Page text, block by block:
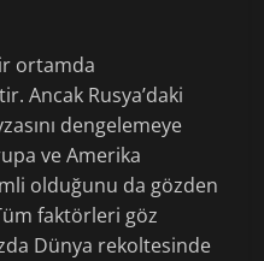
ortamda
Ancak Rusya’daki
dengelemeye
ve Amerika
olduğunu da gözden
faktörleri göz
Dünya rekoltesinde